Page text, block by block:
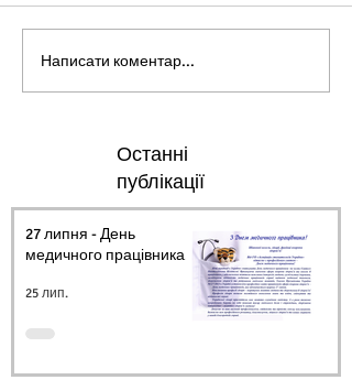
Написати коментар...
Останні
публікації
27 липня - День
медичного працівника.
25 лип.